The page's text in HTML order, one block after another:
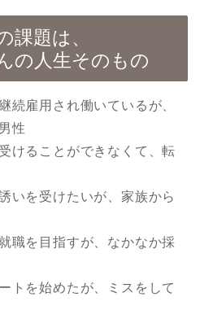
課題は、
の人生そのもの
続雇用され働いているが、
性
けることができなくて、転
いを受けたいが、家族から
職を目指すが、なかなか採
トを始めたが、ミスをして